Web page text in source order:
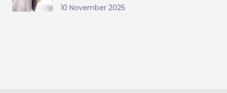
10 November 2025